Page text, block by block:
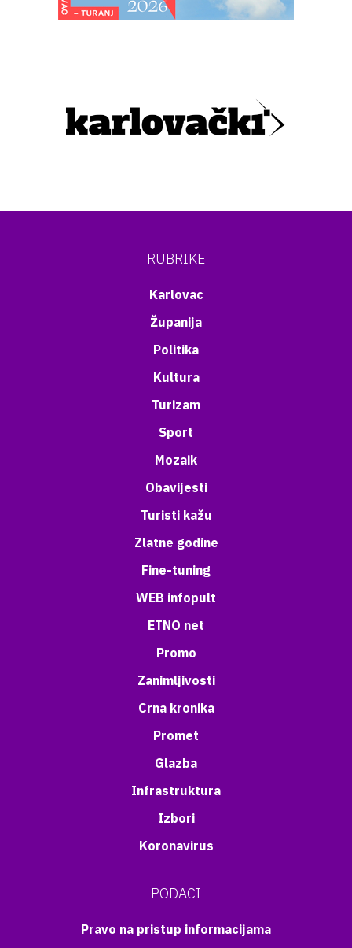
RUBRIKE
Karlovac
Županija
Politika
Kultura
Turizam
Sport
Mozaik
Obavijesti
Turisti kažu
Zlatne godine
Fine-tuning
WEB infopult
ETNO net
Promo
Zanimljivosti
Crna kronika
Promet
Glazba
Infrastruktura
Izbori
Koronavirus
PODACI
Pravo na pristup informacijama